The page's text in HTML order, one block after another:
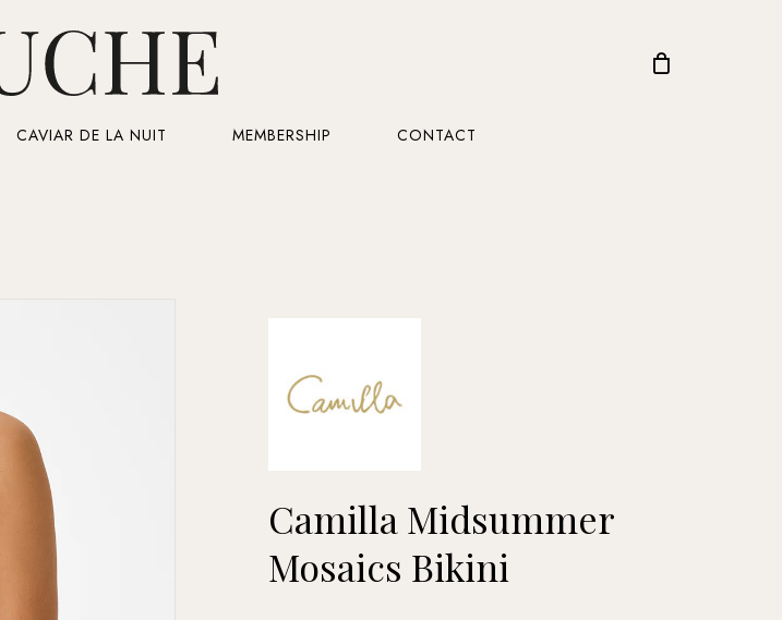
CAVIAR DE LA NUIT MEMBERSHIP CONTACT
Cart
Camilla Midsummer
Mosaics Bikini